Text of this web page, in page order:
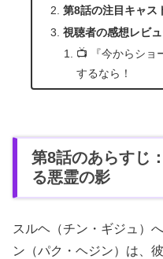
第8話の注目キャス
視聴者の感想レビ
📺 『今からショ
するなら！
第8話のあらすじ
る悪霊の影
スルヘ（チン・ギジュ）
ン（パク・ヘジン）は、